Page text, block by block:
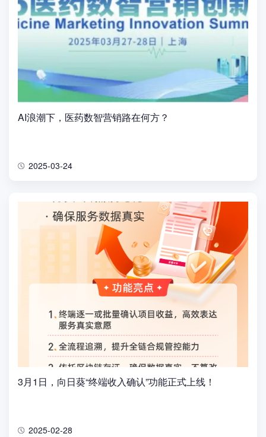
AI浪潮下，医药数智营销路在何方？
2025-03-24
3月1日，向日葵“终端收入确认”功能正式上线！
2025-02-28